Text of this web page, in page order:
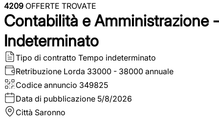
4209 OFFERTE TROVATE
Contabilità e Amministrazione -
Indeterminato
Tipo di contratto Tempo indeterminato
Retribuzione Lorda 33000 - 38000 annuale
Codice annuncio 349825
Data di pubblicazione 5/8/2026
Città Saronno